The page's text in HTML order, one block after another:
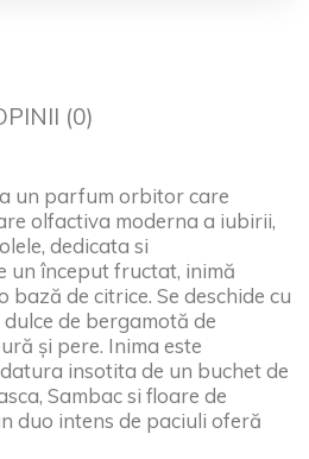
(0)
un parfum orbitor care
olfactiva moderna a iubirii,
dedicata si
un început fructat, inimă
de citrice. Se deschide cu
de bergamotă de
și pere. Inima este
insotita de un buchet de
Sambac si floare de
duo intens de paciuli oferă